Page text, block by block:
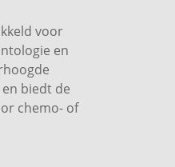
voor
en
biedt de
chemo- of